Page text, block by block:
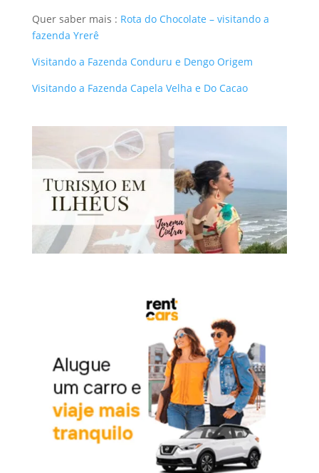
Quer saber mais : Rota do Chocolate – visitando a
fazenda Yrerê
Visitando a Fazenda Conduru e Dengo Origem
Visitando a Fazenda Capela Velha e Do Cacao